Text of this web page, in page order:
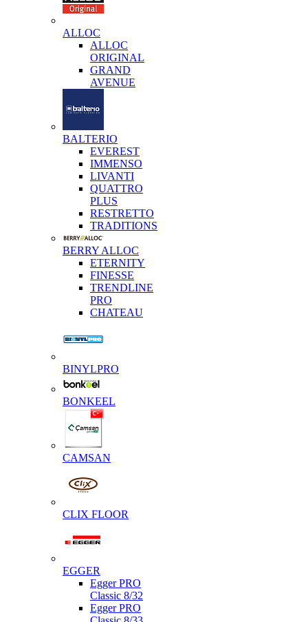
ALLOC
ALLOC
ORIGINAL
GRAND
AVENUE
BALTERIO
EVEREST
IMMENSO
LIVANTI
QUATTRO
PLUS
RESTRETTO
TRADITIONS
BERRY ALLOC
ETERNITY
FINESSE
TRENDLINE
PRO
CHATEAU
BINYLPRO
BONKEEL
CAMSAN
CLIX FLOOR
EGGER
Egger PRO
Classic 8/32
Egger PRO